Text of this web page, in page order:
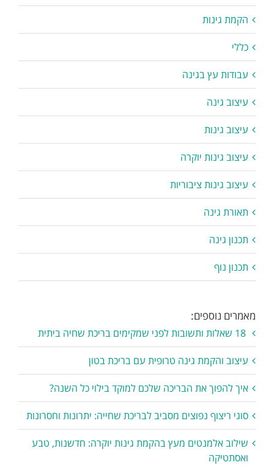
הקמת גינות
כללי
עבודות עץ בגינה
עיצוב גינה
עיצוב גינות
עיצוב גינות יוקרה
עיצוב גינות ציבוריות
תאורת גינה
תכנון גינה
תכנון נוף
מאמרים נוספים:
עיצוב והקמת גינה טרופית עם בריכת בטון
איך להפוך את הבריכה שלכם למוקד בילוי כל השנה?
סוגי ריצוף נפוצים מסביב לבריכת שחייה: יתרונות וחסרונות
שילוב אלמנטים מעץ בהקמת גינות יוקרה: חדשנות, טבע
ואסתטיקה